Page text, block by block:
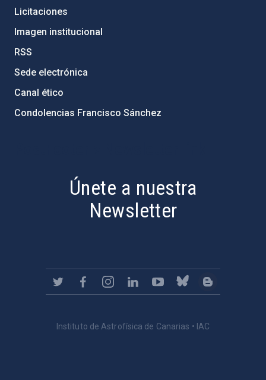
Licitaciones
Imagen institucional
RSS
Sede electrónica
Canal ético
Condolencias Francisco Sánchez
Únete a nuestra
Newsletter
Instituto de Astrofísica de Canarias • IAC